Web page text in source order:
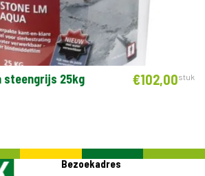
steengrijs 25kg €102,00stuk
Bezoekadres